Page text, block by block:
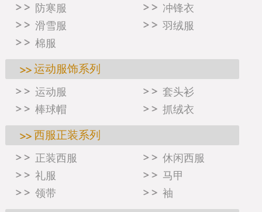
防寒服
冲锋衣
滑雪服
羽绒服
棉服
运动服饰系列
运动服
套头衫
棒球帽
抓绒衣
西服正装系列
正装西服
休闲西服
礼服
马甲
领带
袖